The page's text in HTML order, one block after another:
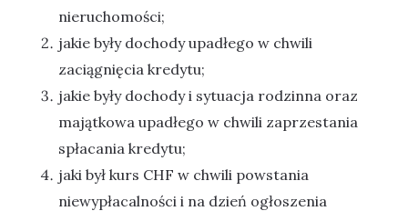
nieruchomości;
jakie były dochody upadłego w chwili
zaciągnięcia kredytu;
jakie były dochody i sytuacja rodzinna oraz
majątkowa upadłego w chwili zaprzestania
spłacania kredytu;
jaki był kurs CHF w chwili powstania
niewypłacalności i na dzień ogłoszenia